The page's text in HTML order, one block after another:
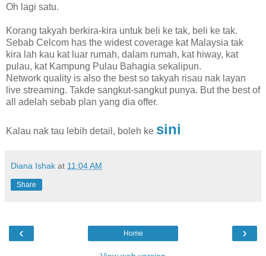
Oh lagi satu.
Korang takyah berkira-kira untuk beli ke tak, beli ke tak.
Sebab Celcom has the widest coverage kat Malaysia tak
kira lah kau kat luar rumah, dalam rumah, kat hiway, kat
pulau, kat Kampung Pulau Bahagia sekalipun.
Network quality is also the best so takyah risau nak layan
live streaming. Takde sangkut-sangkut punya. But the best of
all adelah sebab plan yang dia offer.
Kalau nak tau lebih detail, boleh ke sini
Diana Ishak at 11:04 AM
Share
‹ ›
Home